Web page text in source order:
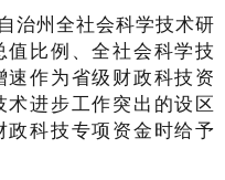
治州全社会科学技术研
比例、全社会科学技
作为省级财政科技资
进步工作突出的设区
科技专项资金时给予